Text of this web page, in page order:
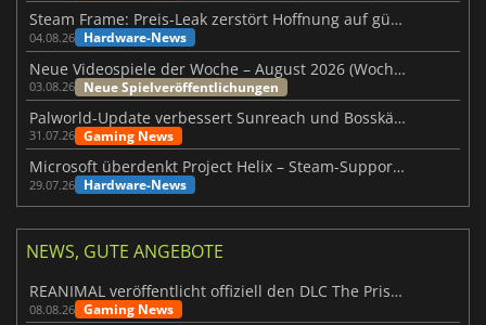
Steam Frame: Preis-Leak zerstört Hoffnung auf günstiges VR-Headset
04.08.26 Hardware-News
Neue Videospiele der Woche – August 2026 (Woche 32)
03.08.26 Neue Spielveröffentlichungen
Palworld-Update verbessert Sunreach und Bosskämpfe deutlich
31.07.26 Gaming News
Microsoft überdenkt Project Helix – Steam-Support gefährdet
29.07.26 Hardware-News
NEWS, GUTE ANGEBOTE
REANIMAL veröffentlicht offiziell den DLC The Prisoner
08.08.26 Gaming News